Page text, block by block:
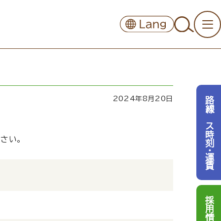
路線バス時刻・運賃
採用情報
2024年8月20日
い。